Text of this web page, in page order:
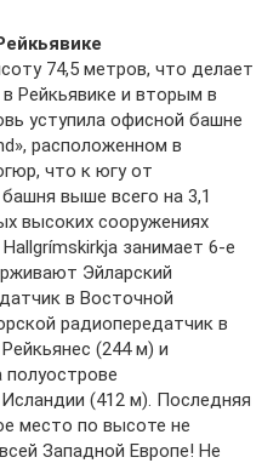
74,5 метров, что делает
Рейкьявике и вторым в
уступила офисной башне
расположенном в
что к югу от
выше всего на 3,1
высоких сооружениях
занимает 6-е
Эйларский
в Восточной
радиопередатчик в
(244 м) и
(412 м). Последняя
место по высоте не
Западной Европе! Не